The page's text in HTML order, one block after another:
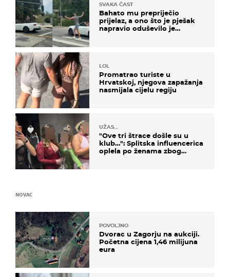
SVAKA ČAST
Bahato mu prepriječio
prijelaz, a ono što je pješak
napravio oduševilo je
LOL
Promatrao turiste u
Hrvatskoj, njegova zapažanja
nasmijala cijelu regiju
UŽAS…
"Ove tri štrace došle su u
klub…": Splitska influencerica
oplela po ženama zbog
NOVAC
POVOLJNO
Dvorac u Zagorju na aukciji.
Početna cijena 1,46 milijuna
eura